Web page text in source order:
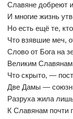
Славяне добреют
И многие жизнь
Но есть ещё те, кто
Что взявшие меч,
Слово от Бога на
Великим
Что скрыто, —
Две Дамы —
Разруха жила
К Славянам почти